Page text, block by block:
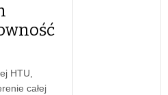
HTU,
całej